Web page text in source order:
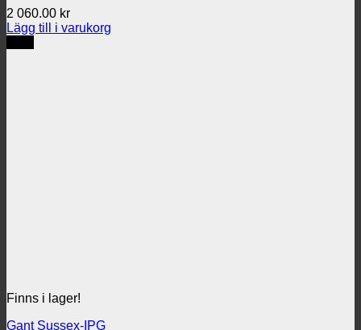
2 060.00 kr
Lägg till i varukorg
Finns i lager!
Gant Sussex-IPG